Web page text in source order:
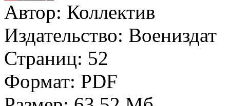
Автор: Коллектив
Издательство: Воениздат
Страниц: 52
Формат: PDF